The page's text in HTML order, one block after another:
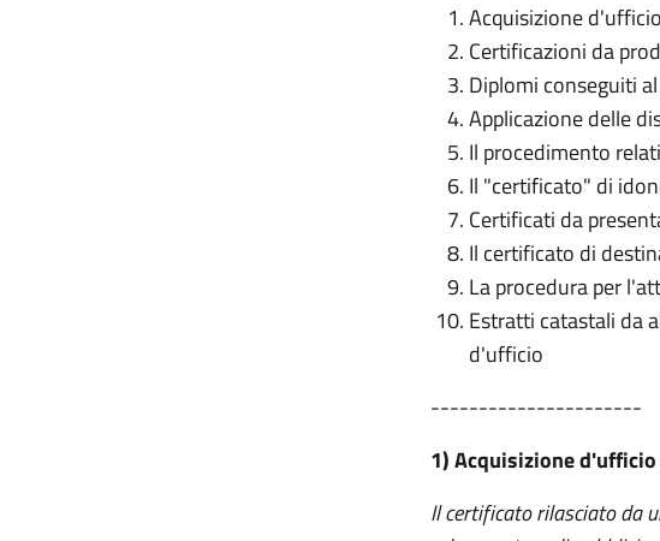
Acquisizione
Certificazioni da
Diplomi conseguiti
Applicazione delle
Il procedimento
Il "certificato" di
Certificati da
Il certificato di
La procedura per
Estratti catastali da
d'ufficio
----------------------
1) Acquisizione
Il certificato rilasciato da